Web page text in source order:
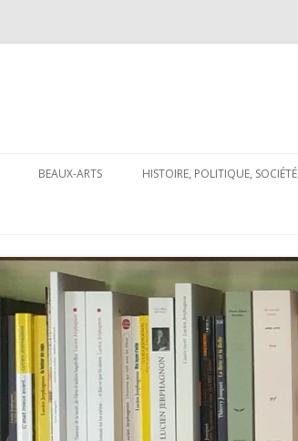
au
contenu
BEAUX-ARTS HISTOIRE, POLITIQUE, SOCIÉTÉ